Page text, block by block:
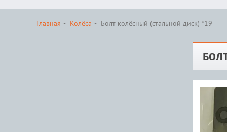
Главная Колёса Болт колёсный (стальной диск) *19